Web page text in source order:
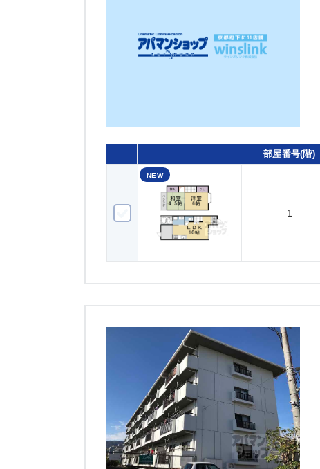
部屋番号(階)
NEW
1